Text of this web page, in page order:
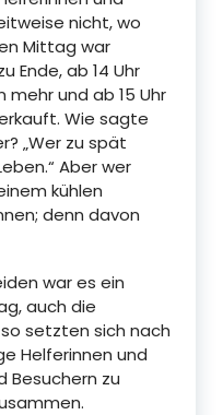
nicht, wo
Mittag war
Ende, ab 14 Uhr
mehr und ab 15 Uhr
Wie sagte
„Wer zu spät
Aber wer
kühlen
denn davon
war es ein
auch die
setzten sich nach
Helferinnen und
Besuchern zu